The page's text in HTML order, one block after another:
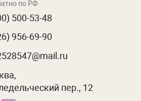
по РФ
500-53-48
956-69-90
пер., 12